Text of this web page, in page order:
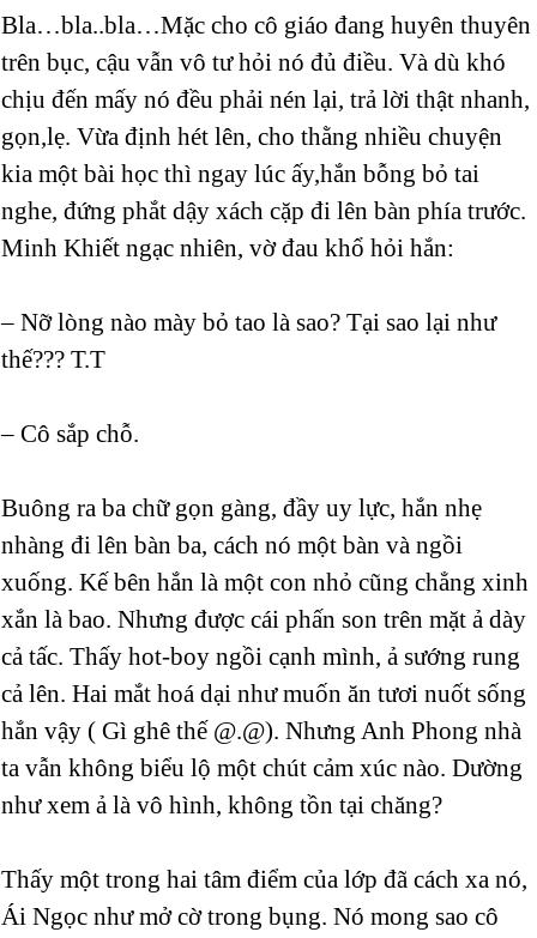
Bla…bla..bla…Mặc cho cô giáo đang huyên thuyên
trên bục, cậu vẫn vô tư hỏi nó đủ điều. Và dù khó
chịu đến mấy nó đều phải nén lại, trả lời thật nhanh,
gọn,lẹ. Vừa định hét lên, cho thằng nhiều chuyện
kia một bài học thì ngay lúc ấy,hắn bỗng bỏ tai
nghe, đứng phắt dậy xách cặp đi lên bàn phía trước.
Minh Khiết ngạc nhiên, vờ đau khổ hỏi hắn:
– Nỡ lòng nào mày bỏ tao là sao? Tại sao lại như
thế??? T.T
– Cô sắp chỗ.
Buông ra ba chữ gọn gàng, đầy uy lực, hắn nhẹ
nhàng đi lên bàn ba, cách nó một bàn và ngồi
xuống. Kế bên hắn là một con nhỏ cũng chẳng xinh
xắn là bao. Nhưng được cái phấn son trên mặt ả dày
cả tấc. Thấy hot-boy ngồi cạnh mình, ả sướng rung
cả lên. Hai mắt hoá dại như muốn ăn tươi nuốt sống
hắn vậy ( Gì ghê thế @.@). Nhưng Anh Phong nhà
ta vẫn không biểu lộ một chút cảm xúc nào. Dường
như xem ả là vô hình, không tồn tại chăng?
Thấy một trong hai tâm điểm của lớp đã cách xa nó,
Ái Ngọc như mở cờ trong bụng. Nó mong sao cô